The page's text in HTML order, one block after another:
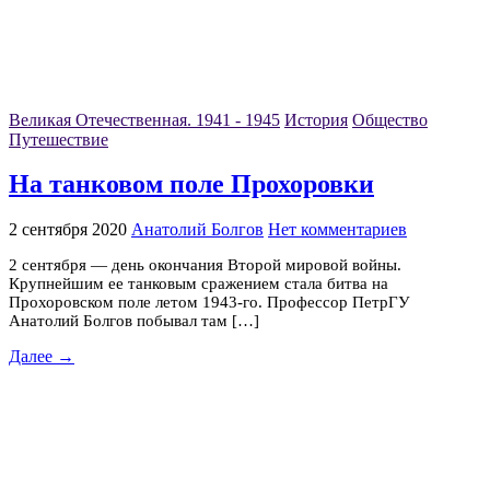
Великая Отечественная. 1941 - 1945 История Общество
Путешествие
На танковом поле Прохоровки
2 сентября 2020 Анатолий Болгов Нет комментариев
2 сентября — день окончания Второй мировой войны.
Крупнейшим ее танковым сражением стала битва на
Прохоровском поле летом 1943-го. Профессор ПетрГУ
Анатолий Болгов побывал там […]
Далее →